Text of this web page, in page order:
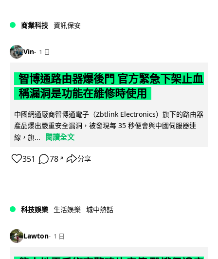
商業科技 資訊保安
Vin 1 日
智博通路由器爆後門 官方緊急下架止血
稱漏洞是功能在維修時使用
中國網通廠商智博通電子（Zbtlink Electronics）旗下的路由器
產品爆出嚴重安全漏洞，被發現每 35 秒便會與中國伺服器連
線，旗...
閱讀全文
351 78 ↗ 分享
科技娛樂 生活娛樂 城中熱話
Lawton 1 日